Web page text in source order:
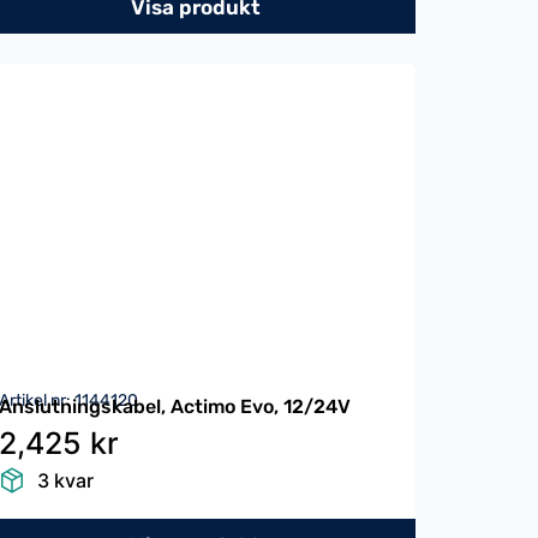
Visa produkt
Artikel nr: 1144120
Anslutningskabel, Actimo Evo, 12/24V
2,425 kr
3 kvar